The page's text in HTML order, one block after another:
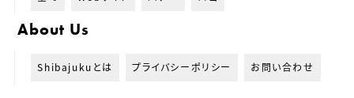
About Us
Shibajukuとは プライバシーポリシー お問い合わせ